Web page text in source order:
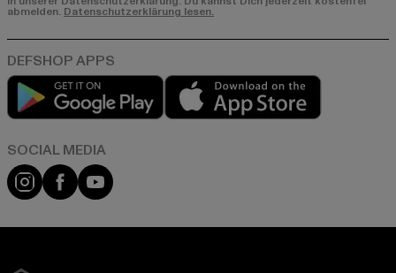
abmelden. Datenschutzerklärung lesen.
Play market
Instagram
FacebookYouTube